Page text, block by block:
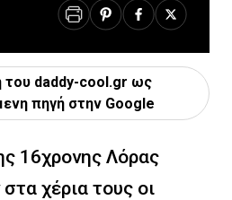
του daddy-cool.gr ως
πηγή στην Google
16χρονης Λόρας
χέρια τους οι